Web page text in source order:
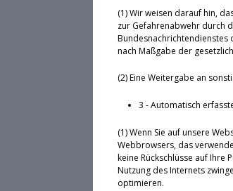
(1) Wir weisen darauf hin,
zur Gefahrenabwehr durch
Bundesnachrichtendienstes
nach Maßgabe der
(2) Eine Weitergabe an
3 - Automatisch
(1) Wenn Sie auf unsere
Webbrowsers, das
keine Rückschlüsse auf
Nutzung des Internets
optimieren.